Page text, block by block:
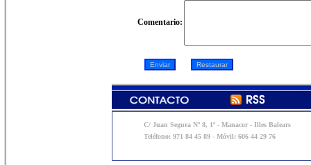
Comentario:
C/ Juan Segura Nº 8, 1º - Manacor - Illes Balears
Teléfono: 971 84 45 89 - Móvil: 606 44 29 76